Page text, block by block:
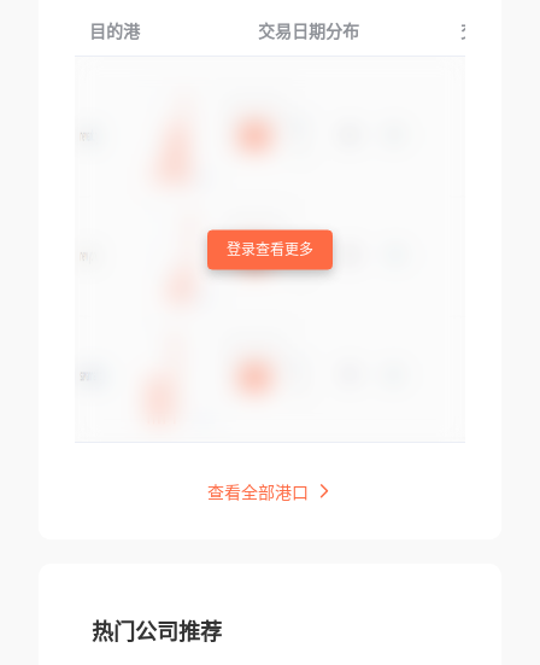
目的港 交易日期分布 交易产品
登录查看更多
查看全部港口
热门公司推荐